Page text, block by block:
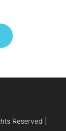
Reserved |